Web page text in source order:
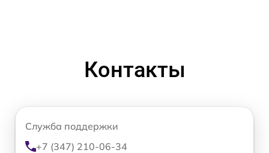
Контакты
Служба поддержки
+7 (347) 210-06-34